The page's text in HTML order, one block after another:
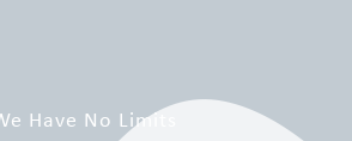
Have No Limits